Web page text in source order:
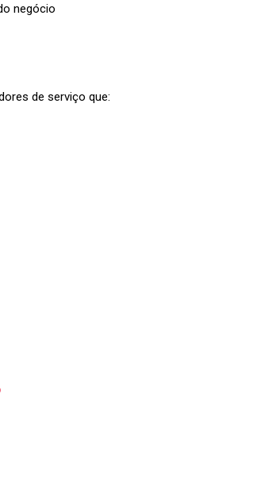
negócio
de serviço que: